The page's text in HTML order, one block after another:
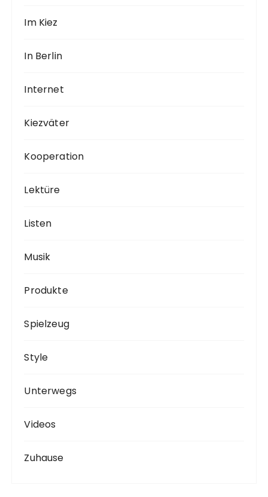
Im Kiez
In Berlin
Internet
Kiezväter
Kooperation
Lektüre
Listen
Musik
Produkte
Spielzeug
Style
Unterwegs
Videos
Zuhause